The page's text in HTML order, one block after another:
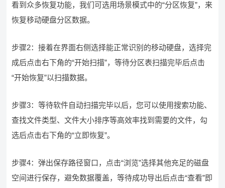
看到众多恢复功能，我们可选用场景模式中的“分区恢复”，来
恢复移动硬盘分区数据。
​步骤2：接着在界面右侧选择能正常识别的移动硬盘，选择完
成后点击右下角的“开始扫描”，等待分区表扫描完毕后点击
“开始恢复”以扫描数据。
​步骤3：等待软件自动扫描完毕以后，您可以使用搜索功能、
查找文件类型、文件大小排序等高效率找到需要的文件，勾
选后点击右下角的“立即恢复”。
​步骤4：弹出保存路径窗口，点击“浏览”选择其他充足的磁盘
空间进行保存，避免数据覆盖，等待成功导出后点击“查看”即